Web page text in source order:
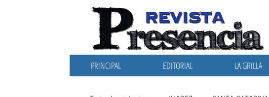
PRINCIPAL EDITORIAL LA GRILLA